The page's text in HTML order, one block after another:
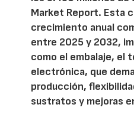
Market Report. Esta
crecimiento anual
entre 2025 y 2032,
como el embalaje, el
electrónica, que
producción,
sustratos y mejoras